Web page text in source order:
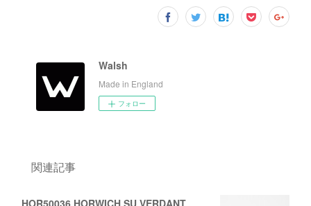
Walsh
Made in England
フォロー
関連記事
HOR50036 HORWICH SU VERDANT